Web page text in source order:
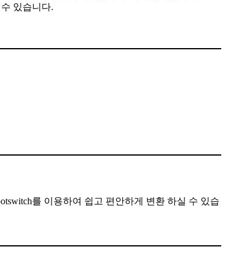
있습니다.
를 이용하여 쉽고 편안하게 변환 하실 수 있습